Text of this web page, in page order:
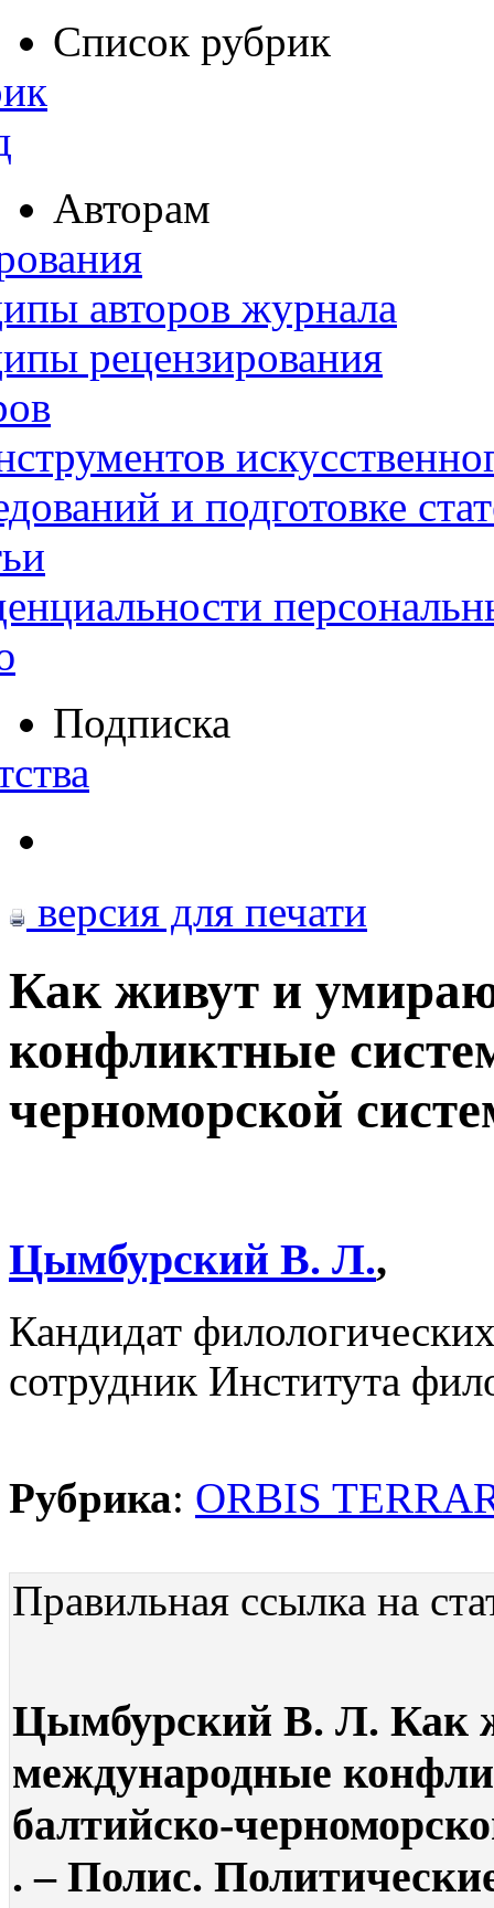
Список рубрик
Авторам
авторов журнала
рецензирования
и подготовке
Подписка
версия для печати
Как живут и
конфликтные
черноморской
Цымбурский В. Л.,
Кандидат
сотрудник Института
Рубрика: ORBIS
Правильная ссылка на
Цымбурский В. Л. Как
международные
балтийско-
. – Полис.